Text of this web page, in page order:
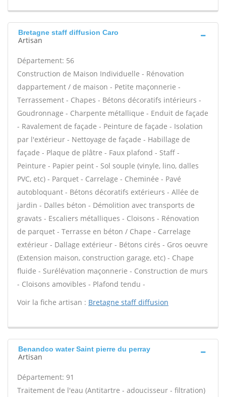
Bretagne staff diffusion Caro
Artisan
Département: 56
Construction de Maison Individuelle - Rénovation
dappartement / de maison - Petite maçonnerie -
Terrassement - Chapes - Bétons décoratifs intérieurs -
Goudronnage - Charpente métallique - Enduit de façade
- Ravalement de façade - Peinture de façade - Isolation
par l'extérieur - Nettoyage de façade - Habillage de
façade - Plaque de plâtre - Faux plafond - Staff -
Peinture - Papier peint - Sol souple (vinyle, lino, dalles
PVC, etc) - Parquet - Carrelage - Cheminée - Pavé
autobloquant - Bétons décoratifs extérieurs - Allée de
jardin - Dalles béton - Démolition avec transports de
gravats - Escaliers métalliques - Cloisons - Rénovation
de parquet - Terrasse en béton / Chape - Carrelage
extérieur - Dallage extérieur - Bétons cirés - Gros oeuvre
(Extension maison, construction garage, etc) - Chape
fluide - Surélévation maçonnerie - Construction de murs
- Cloisons amovibles - Plafond tendu -
Voir la fiche artisan : Bretagne staff diffusion
Benandco water Saint pierre du perray
Artisan
Département: 91
Traitement de l'eau (Antitartre - adoucisseur - filtration)